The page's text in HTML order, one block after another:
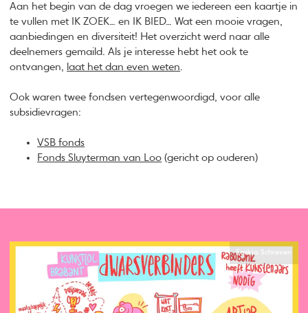
Aan het begin van de dag vroegen we iedereen een kaartje in
te vullen met IK ZOEK… en IK BIED… Wat een mooie vragen,
aanbiedingen en diversiteit! Het overzicht werd naar alle
deelnemers gemaild. Als je interesse hebt het ook te
ontvangen,
laat het dan even weten
Ook waren twee fondsen vertegenwoordigd, voor alle
subsidievragen:
VSB fonds
Fonds Sluyterman van Loo (gericht op ouderen)
Saskia Schreven